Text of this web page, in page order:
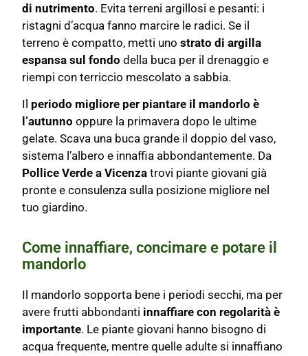
di nutrimento. Evita terreni argillosi e pesanti: i
ristagni d’acqua fanno marcire le radici. Se il
terreno è compatto, metti unostrato di argilla
espansa sul fondo della buca per il drenaggio e
riempi con terriccio mescolato a sabbia.
Il periodo migliore per piantare il mandorlo è
l’autunno oppure la primavera dopo le ultime
gelate. Scava una buca grande il doppio del vaso,
sistema l’albero e innaffia abbondantemente. Da
Pollice Verde a Vicenza trovi piante giovani già
pronte e consulenza sulla posizione migliore nel
tuo giardino.
Come innaffiare, concimare e potare il
mandorlo
Il mandorlo sopporta bene i periodi secchi, ma per
avere frutti abbondanti innaffiare con regolarità è
importante. Le piante giovani hanno bisogno di
acqua frequente, mentre quelle adulte si innaffiano